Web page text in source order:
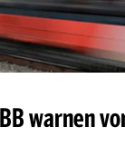
19° sonnig
12° heiter
warnen